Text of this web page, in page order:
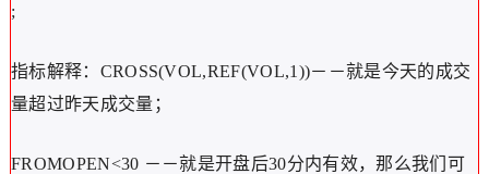
;
指标解释：CROSS(VOL,REF(VOL,1))－－就是今天的成交
量超过昨天成交量；
FROMOPEN<30 －－就是开盘后30分内有效，那么我们可